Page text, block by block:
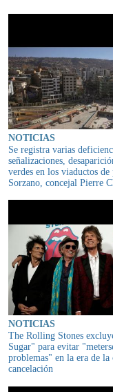
NOTICIAS
Se registra varias
señalizaciones,
verdes en los viaductos de
Sorzano, concejal Pierre
NOTICIAS
The Rolling Stones
Sugar" para evitar
problemas" en la era de la
cancelación